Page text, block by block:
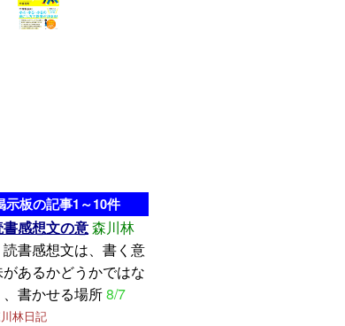
示板の記事1～10件
書感想文の意森川林
読書感想文は、書く意
あるかどうかではな
、書かせる場所8/7
林日記